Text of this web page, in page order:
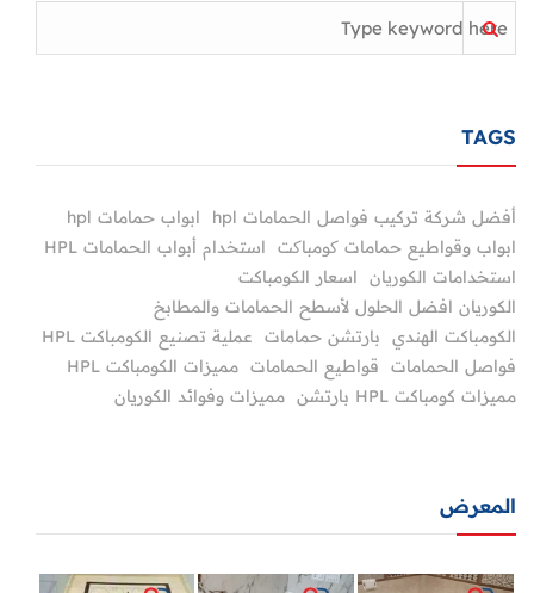
TAGS
أفضل شركة تركيب فواصل الحمامات hpl
ابواب حمامات hpl
ابواب وقواطيع حمامات کومباکت
استخدام أبواب الحمامات HPL
استخدامات الكوريان
اسعار الكومباكت
الكوريان افضل الحلول لأسطح الحمامات والمطابخ
الكومباكت الهندي
بارتشن حمامات
عملية تصنيع الكومباكت HPL
فواصل الحمامات
قواطيع الحمامات مميزات الكومباكت HPL
مميزات كومباكت HPL بارتشن
مميزات وفوائد الكوريان
المعرض